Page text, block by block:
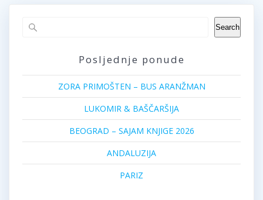
Search
Posljednje ponude
ZORA PRIMOŠTEN – BUS ARANŽMAN
LUKOMIR & BAŠČARŠIJA
BEOGRAD – SAJAM KNJIGE 2026
ANDALUZIJA
PARIZ